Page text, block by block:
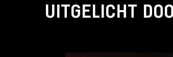
UITGELICHT